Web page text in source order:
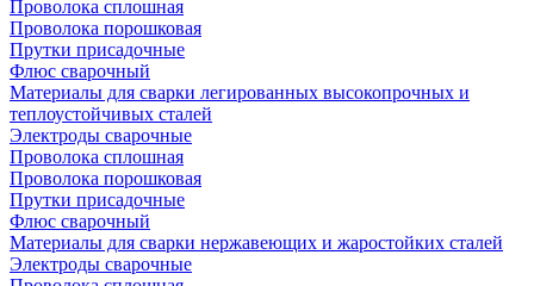
Проволока сплошная
Проволока порошковая
Прутки присадочные
Флюс сварочный
Материалы для сварки легированных высокопрочных и
теплоустойчивых сталей
Электроды сварочные
Проволока сплошная
Проволока порошковая
Прутки присадочные
Флюс сварочный
Материалы для сварки нержавеющих и жаростойких сталей
Электроды сварочные